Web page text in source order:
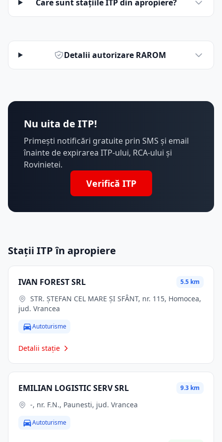
Care sunt stațiile ITP din apropiere?
Detalii autorizare RAROM
Nu uita de ITP!
Primești notificări gratuite prin SMS și email
înainte de expirarea ITP-ului, RCA-ului și
Rovinietei.
Verifică ITP
Stații ITP în apropiere
IVAN FOREST SRL 5.5 km
jud. Vrancea
Autoturisme
Detalii stație
EMILIAN LOGISTIC SERV SRL 9.3 km
-, nr. F.N., Paunesti, jud. Vrancea
Autoturisme